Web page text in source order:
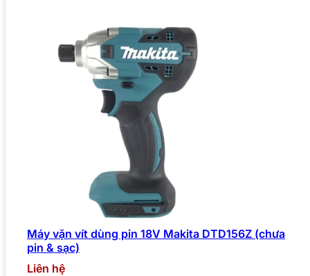
Máy vặn vít dùng pin 18V Makita DTD156Z (chưa
pin & sạc)
Liên hệ